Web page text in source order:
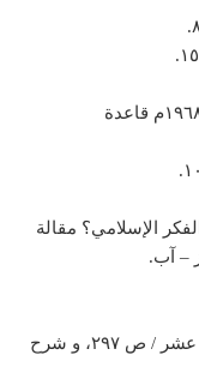
(١٧) المادة: ۱۷ با / الدستور المؤقت ٢١\٩\١٩٦٨م قاعدة
الإسلامي؟ مقالة
(٢٣): ينظر المخصّص: ۳ ق ۳/ السفر الثانی عشر / ص ۲۹۷، و شرح